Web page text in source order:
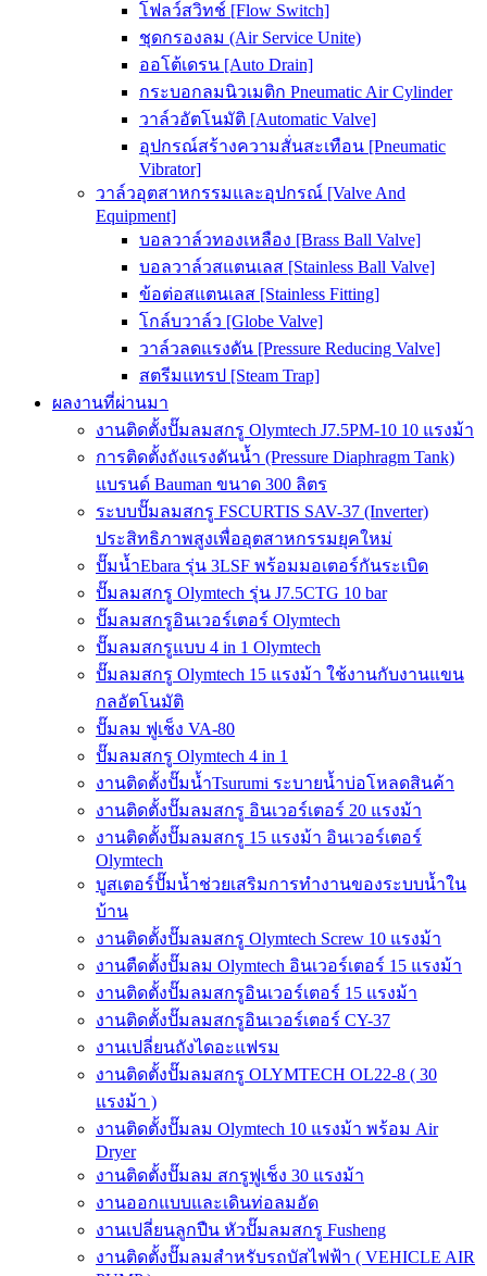
โฟลว์สวิทช์ [Flow Switch]
ชุดกรองลม (Air Service Unite)
ออโต้เดรน [Auto Drain]
กระบอกลมนิวเมติก Pneumatic Air Cylinder
วาล์วอัตโนมัติ [Automatic Valve]
อุปกรณ์สร้างความสั่นสะเทือน [Pneumatic
Vibrator]
วาล์วอุตสาหกรรมและอุปกรณ์ [Valve And
Equipment]
บอลวาล์วทองเหลือง [Brass Ball Valve]
บอลวาล์วสแตนเลส [Stainless Ball Valve]
ข้อต่อสแตนเลส [Stainless Fitting]
โกล์บวาล์ว [Globe Valve]
วาล์วลดแรงดัน [Pressure Reducing Valve]
สตรีมแทรป [Steam Trap]
ผลงานที่ผ่านมา
งานติดตั้งปั๊มลมสกรู Olymtech J7.5PM-10 10 แรงม้า
การติดตั้งถังแรงดันน้ำ (Pressure Diaphragm Tank)
แบรนด์ Bauman ขนาด 300 ลิตร
ระบบปั๊มลมสกรู FSCURTIS SAV-37 (Inverter)
ประสิทธิภาพสูงเพื่ออุตสาหกรรมยุคใหม่
ปั๊มน้ำEbara รุ่น 3LSF พร้อมมอเตอร์กันระเบิด
ปั๊มลมสกรู Olymtech รุ่น J7.5CTG 10 bar
ปั๊มลมสกรูอินเวอร์เตอร์ Olymtech
ปั๊มลมสกรูแบบ 4 in 1 Olymtech
ปั๊มลมสกรู Olymtech 15 แรงม้า ใช้งานกับงานแขน
กลอัตโนมัติ
ปั๊มลม ฟูเช็ง VA-80
ปั๊มลมสกรู Olymtech 4 in 1
งานติดตั้งปั๊มน้ำTsurumi ระบายน้ำบ่อโหลดสินค้า
งานติดตั้งปั๊มลมสกรู อินเวอร์เตอร์ 20 แรงม้า
งานติดตั้งปั๊มลมสกรู 15 แรงม้า อินเวอร์เตอร์
Olymtech
บูสเตอร์ปั๊มน้ำช่วยเสริมการทำงานของระบบน้ำใน
บ้าน
งานติดตั้งปั๊มลมสกรู Olymtech Screw 10 แรงม้า
งานตืดตั้งปั๊มลม Olymtech อินเวอร์เตอร์ 15 แรงม้า
งานติดตั้งปั๊มลมสกรูอินเวอร์เตอร์ 15 แรงม้า
งานติดตั้งปั๊มลมสกรูอินเวอร์เตอร์ CY-37
งานเปลี่ยนถังไดอะแฟรม
งานติดตั้งปั๊มลมสกรู OLYMTECH OL22-8 ( 30
แรงม้า )
งานติดตั้งปั๊มลม Olymtech 10 แรงม้า พร้อม Air
Dryer
งานติดตั้งปั๊มลม สกรูฟูเช็ง 30 แรงม้า
งานออกแบบและเดินท่อลมอัด
งานเปลี่ยนลูกปืน หัวปั๊มลมสกรู Fusheng
งานติดตั้งปั๊มลมสำหรับรถบัสไฟฟ้า ( VEHICLE AIR